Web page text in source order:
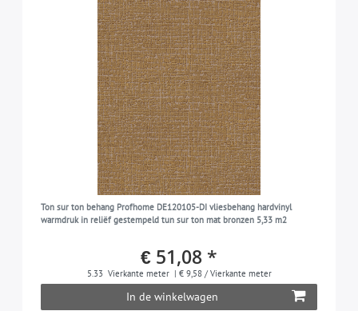
Ton sur ton behang Profhome DE120105-DI vliesbehang hardvinyl
warmdruk in reliëf gestempeld tun sur ton mat bronzen 5,33 m2
€ 51,08 *
5.33 Vierkante meter | € 9,58 / Vierkante meter
In de winkelwagen